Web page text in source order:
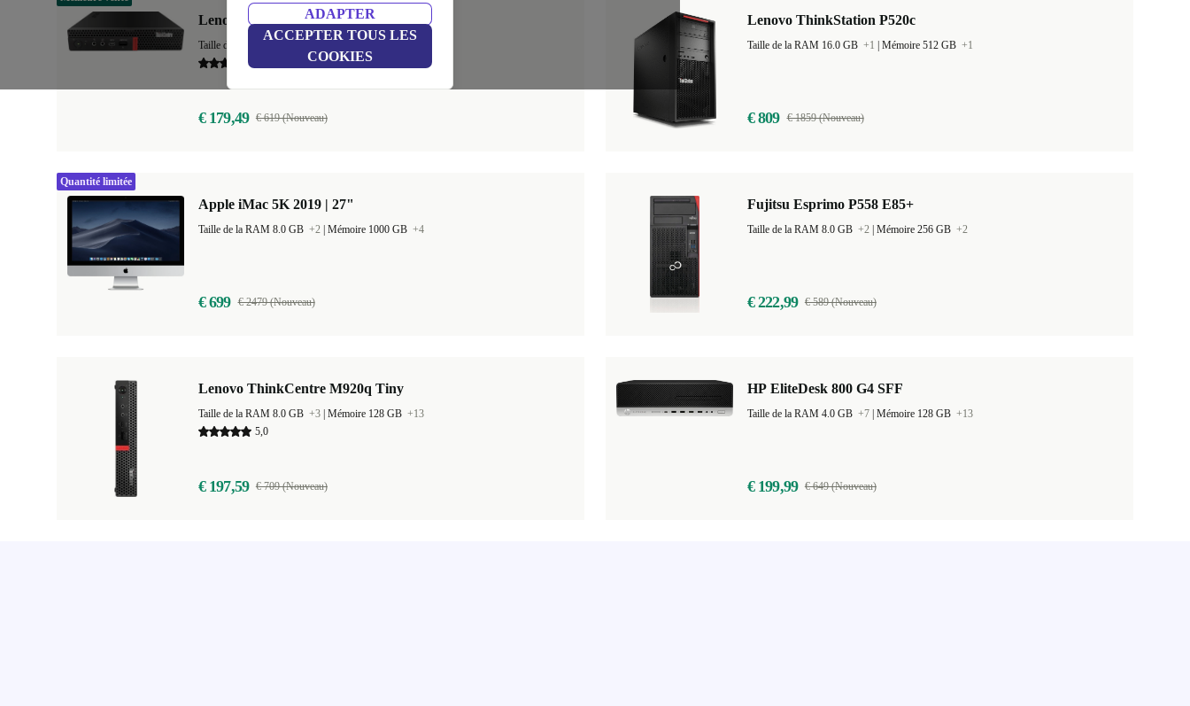
ADAPTER
ACCEPTER TOUS LES
COOKIES
Lenovo ThinkCentre M720q Tiny
Taille de la RAM 8.0 GB
€ 179,49 € 619 (Nouveau)
Lenovo ThinkStation P520c
Taille de la RAM 16.0 GB +1 Mémoire 512 GB +1
€ 809 € 1859 (Nouveau)
Apple iMac 5K 2019 | 27"
Taille de la RAM 8.0 GB +2 Mémoire 1000 GB +4
€ 699 € 2479 (Nouveau)
Quantité limitée
Fujitsu Esprimo P558 E85+
Taille de la RAM 8.0 GB +2 Mémoire 256 GB +2
€ 222,99 € 589 (Nouveau)
Lenovo ThinkCentre M920q Tiny
Taille de la RAM 8.0 GB +3 Mémoire 128 GB +13
5,0
€ 197,59 € 709 (Nouveau)
HP EliteDesk 800 G4 SFF
Taille de la RAM 4.0 GB +7 Mémoire 128 GB +13
€ 199,99 € 649 (Nouveau)